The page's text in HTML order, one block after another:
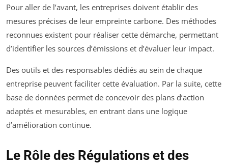
Pour aller de l’avant, les entreprises doivent établir des
mesures précises de leur empreinte carbone. Des méthodes
reconnues existent pour réaliser cette démarche, permettant
d’identifier les sources d’émissions et d’évaluer leur impact.
Des outils et des responsables dédiés au sein de chaque
entreprise peuvent faciliter cette évaluation. Par la suite, cette
base de données permet de concevoir des plans d’action
adaptés et mesurables, en entrant dans une logique
d’amélioration continue.
Le Rôle des Régulations et des